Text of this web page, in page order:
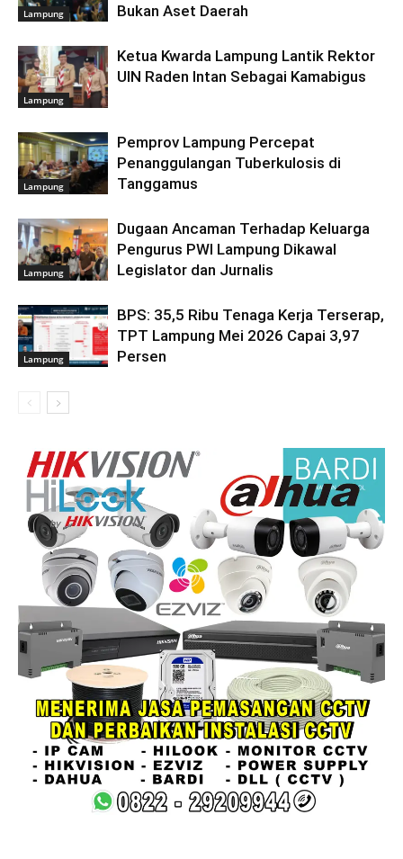
Lampung
Bukan Aset Daerah
Lampung
Ketua Kwarda Lampung Lantik Rektor
UIN Raden Intan Sebagai Kamabigus
Lampung
Pemprov Lampung Percepat
Penanggulangan Tuberkulosis di
Tanggamus
Lampung
Dugaan Ancaman Terhadap Keluarga
Pengurus PWI Lampung Dikawal
Legislator dan Jurnalis
Lampung
BPS: 35,5 Ribu Tenaga Kerja Terserap,
TPT Lampung Mei 2026 Capai 3,97
Persen